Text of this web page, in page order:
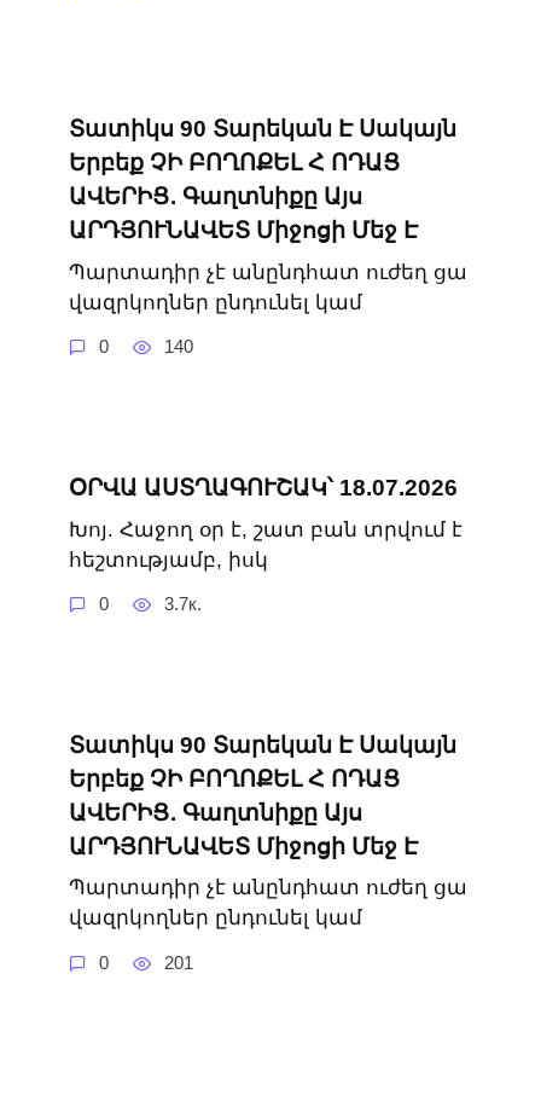
Տատիկս 90 Տարեկան Է Սակայն
Երբեք ՉԻ ԲՈՂՈՔԵԼ Հ ՈԴԱՑ
ԱՎԵՐԻՑ․ Գաղտնիքը Այս
ԱՐԴՅՈՒՆԱՎԵՏ Միջոցի Մեջ Է
Պարտադիր չէ անընդհատ ուժեղ ցա
վազրկողներ ընդունել կամ
0 140
ՕՐՎԱ ԱՍՏՂԱԳՈՒՇԱԿ՝ 18.07.2026
Խոյ. Հաջող օր է, շատ բան տրվում է
հեշտությամբ, իսկ
0 3.7к.
Տատիկս 90 Տարեկան Է Սակայն
Երբեք ՉԻ ԲՈՂՈՔԵԼ Հ ՈԴԱՑ
ԱՎԵՐԻՑ․ Գաղտնիքը Այս
ԱՐԴՅՈՒՆԱՎԵՏ Միջոցի Մեջ Է
Պարտադիր չէ անընդհատ ուժեղ ցա
վազրկողներ ընդունել կամ
0 201